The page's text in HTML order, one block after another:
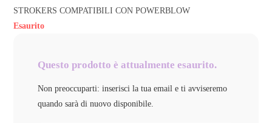
STROKERS COMPATIBILI CON POWERBLOW
Esaurito
Questo prodotto è attualmente esaurito.
Non preoccuparti: inserisci la tua email e ti avviseremo
quando sarà di nuovo disponibile.